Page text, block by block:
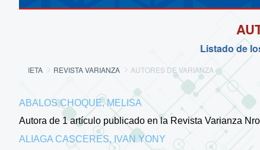
Listado de
IETA REVISTA VARIANZA AUTORES DE VARIANZA
ABALOS CHOQUE, MELISA
Autora de 1 artículo publicado en la Revista Varianza
ALIAGA CASCERES, IVAN YONY